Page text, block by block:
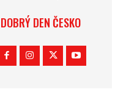
DOBRÝ DEN ČESKO